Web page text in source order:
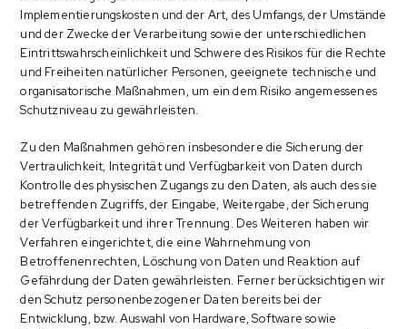
Implementierungskosten und der Art, des Umfangs, der Umstände
und der Zwecke der Verarbeitung sowie der unterschiedlichen
Eintrittswahrscheinlichkeit und Schwere des Risikos für die Rechte
und Freiheiten natürlicher Personen, geeignete technische und
organisatorische Maßnahmen, um ein dem Risiko angemessenes
Schutzniveau zu gewährleisten.
Zu den Maßnahmen gehören insbesondere die Sicherung der
Vertraulichkeit, Integrität und Verfügbarkeit von Daten durch
Kontrolle des physischen Zugangs zu den Daten, als auch des sie
betreffenden Zugriffs, der Eingabe, Weitergabe, der Sicherung
der Verfügbarkeit und ihrer Trennung. Des Weiteren haben wir
Verfahren eingerichtet, die eine Wahrnehmung von
Betroffenenrechten, Löschung von Daten und Reaktion auf
Gefährdung der Daten gewährleisten. Ferner berücksichtigen wir
den Schutz personenbezogener Daten bereits bei der
Entwicklung, bzw. Auswahl von Hardware, Software sowie